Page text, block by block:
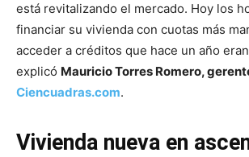
está revitalizando el mercado. Hoy los
financiar su vivienda con cuotas más
acceder a créditos que hace un año
explicó Mauricio Torres Romero,
Ciencuadras.com.
Vivienda nueva en